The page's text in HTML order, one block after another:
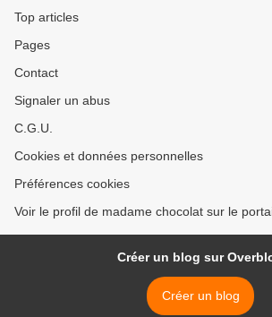
Top articles
Pages
Contact
Signaler un abus
C.G.U.
Cookies et données personnelles
Préférences cookies
Voir le profil de madame chocolat sur le
Créer un blog sur
Créer un blog